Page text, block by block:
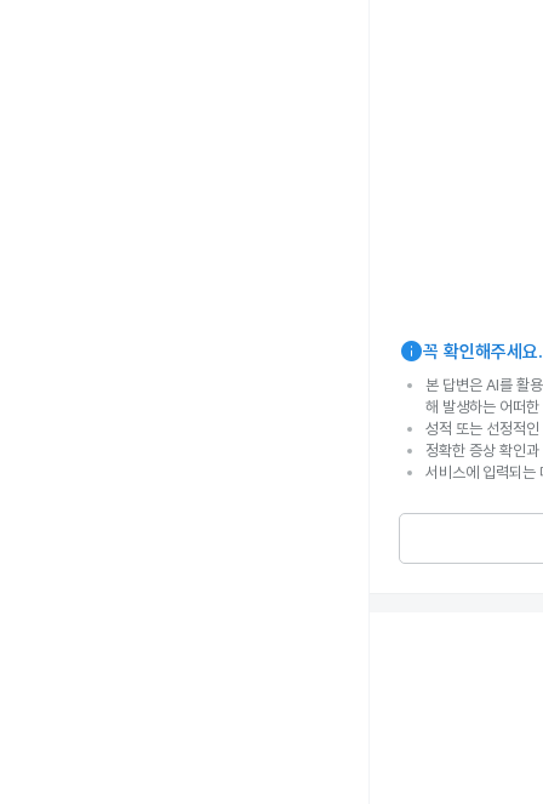
info꼭 확인해주세요.
본 답변은 AI를 활
해 발생하는 어떠
성적 또는 선정적
정확한 증상 확인
서비스에 입력되